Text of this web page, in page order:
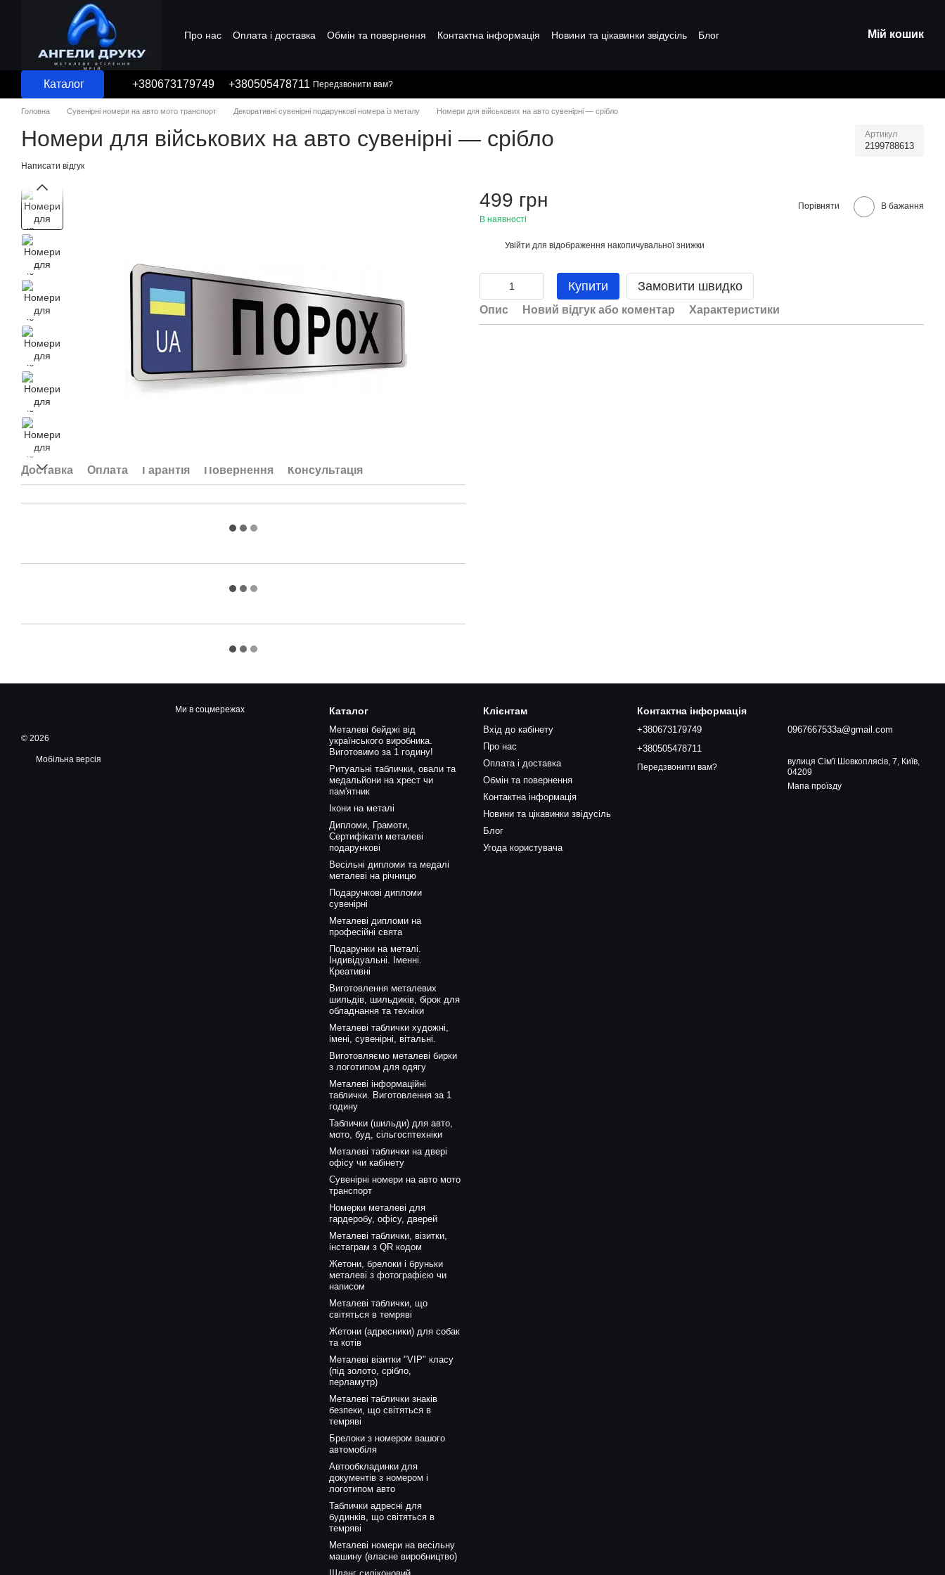
Перейти до основного контенту
Про нас Оплата і доставка Обмін та повернення Контактна інформація Новини та цікавинки звідусіль
Блог
Мій кошик
Каталог +380673179749 +380505478711 Передзвонити вам?
Головна Сувенірні номери на авто мото транспорт Декоративні сувенірні подарункові номера із металу Номери для військових на авто сувенірні — срібло
Номери для військових на авто сувенірні — срібло Артикул
2199788613
Написати відгук
Доставка Оплата Гарантія Повернення Консультація
499 грн
В наявності
Порівняти В бажання
Увійти для відображення накопичувальної знижки
Купити Замовити швидко
Опис Новий відгук або коментар Характеристики
© 2026
Мобільна версія
Ми в соцмережах Каталог
Металеві бейджі від
українського виробника.
Виготовимо за 1 годину!
Ритуальні таблички, овали та
медальйони на хрест чи
пам'ятник
Ікони на металі
Дипломи, Грамоти,
Сертифікати металеві
подарункові
Весільні дипломи та медалі
металеві на річницю
Подарункові дипломи
сувенірні
Металеві дипломи на
професійні свята
Подарунки на металі.
Індивідуальні. Іменні.
Креативні
Виготовлення металевих
шильдів, шильдиків, бірок для
обладнання та техніки
Металеві таблички художні,
імені, сувенірні, вітальні.
Виготовляємо металеві бирки
з логотипом для одягу
Металеві інформаційні
таблички. Виготовлення за 1
годину
Таблички (шильди) для авто,
мото, буд, сільгосптехніки
Металеві таблички на двері
офісу чи кабінету
Сувенірні номери на авто мото
транспорт
Номерки металеві для
гардеробу, офісу, дверей
Металеві таблички, візитки,
інстаграм з QR кодом
Жетони, брелоки і бруньки
металеві з фотографією чи
написом
Металеві таблички, що
світяться в темряві
Жетони (адресники) для собак
та котів
Металеві візитки "VIP" класу
(під золото, срібло,
перламутр)
Металеві таблички знаків
безпеки, що світяться в
темряві
Брелоки з номером вашого
автомобіля
Автообкладинки для
документів з номером і
логотипом авто
Таблички адресні для
будинків, що світяться в
темряві
Металеві номери на весільну
машину (власне виробництво)
Клієнтам
Вхід до кабінету
Про нас
Оплата і доставка
Обмін та повернення
Контактна інформація
Новини та цікавинки звідусіль
Блог
Угода користувача
Контактна інформація
+380673179749
+380505478711
Передзвонити вам?
0967667533a@gmail.com
вулиця Сім'ї Шовкоплясів, 7, Київ,
04209
Мапа проїзду